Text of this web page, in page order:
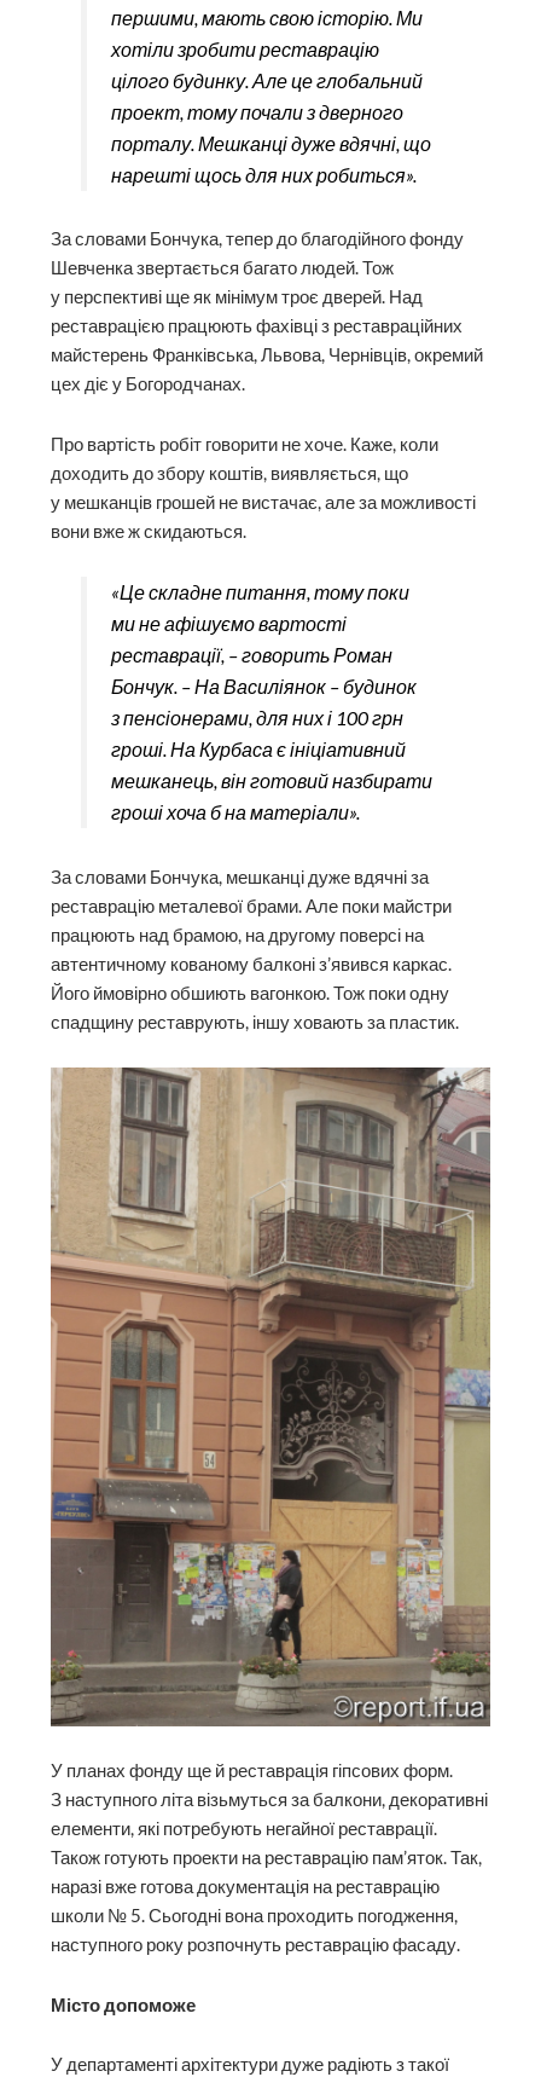
першими, мають свою історію. Ми
хотіли зробити реставрацію
цілого будинку. Але це глобальний
проект, тому почали з дверного
порталу. Мешканці дуже вдячні, що
нарешті щось для них робиться».
За словами Бончука, тепер до благодійного фонду
Шевченка звертається багато людей. Тож
у перспективі ще як мінімум троє дверей. Над
реставрацією працюють фахівці з реставраційних
майстерень Франківська, Львова, Чернівців, окремий
цех діє у Богородчанах.
Про вартість робіт говорити не хоче. Каже, коли
доходить до збору коштів, виявляється, що
у мешканців грошей не вистачає, але за можливості
вони вже ж скидаються.
«Це складне питання, тому поки
ми не афішуємо вартості
реставрації, – говорить Роман
Бончук. – На Василіянок – будинок
з пенсіонерами, для них і 100 грн
гроші. На Курбаса є ініціативний
мешканець, він готовий назбирати
гроші хоча б на матеріали».
За словами Бончука, мешканці дуже вдячні за
реставрацію металевої брами. Але поки майстри
працюють над брамою, на другому поверсі на
автентичному кованому балконі з’явився каркас.
Його ймовірно обшиють вагонкою. Тож поки одну
спадщину реставрують, іншу ховають за пластик.
У планах фонду ще й реставрація гіпсових форм.
З наступного літа візьмуться за балкони, декоративні
елементи, які потребують негайної реставрації.
Також готують проекти на реставрацію пам’яток. Так,
наразі вже готова документація на реставрацію
школи № 5. Сьогодні вона проходить погодження,
наступного року розпочнуть реставрацію фасаду.
Місто допоможе
У департаменті архітектури дуже радіють з такої